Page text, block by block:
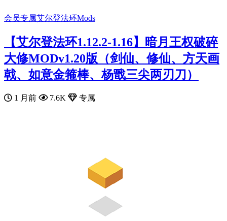
会员专属艾尔登法环Mods
【艾尔登法环1.12.2-1.16】暗月王权破碎
大修MODv1.20版（剑仙、修仙、方天画
戟、如意金箍棒、杨戬三尖两刃刀）
1 月前 7.6K 专属